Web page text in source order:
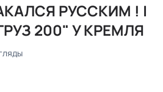
РУССКИМ ! |
200" У КРЕМЛЯ